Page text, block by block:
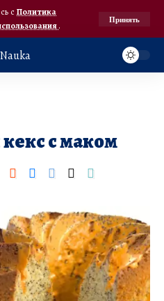
с Политика
.
Принять
с маком